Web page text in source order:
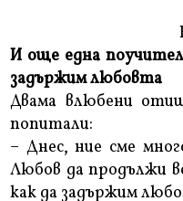
И още една
задържим любовта
Двама влюбени
попитали:
– Днес, ние сме
Любов да продължи
как да задържим